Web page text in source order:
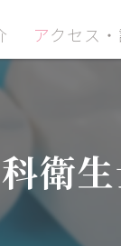
療
プラント
アクセス
衛